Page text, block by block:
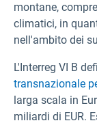
montane,
climatici, in
nell'ambito dei
L'Interreg VI B
transnazionale
larga scala in
miliardi di EUR.